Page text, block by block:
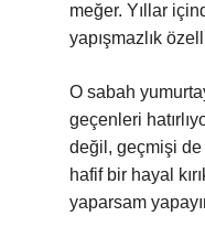
meğer. Yıllar
yapışmazlık
O sabah
geçenleri
değil, geçmişi de
hafif bir hayal
yaparsam